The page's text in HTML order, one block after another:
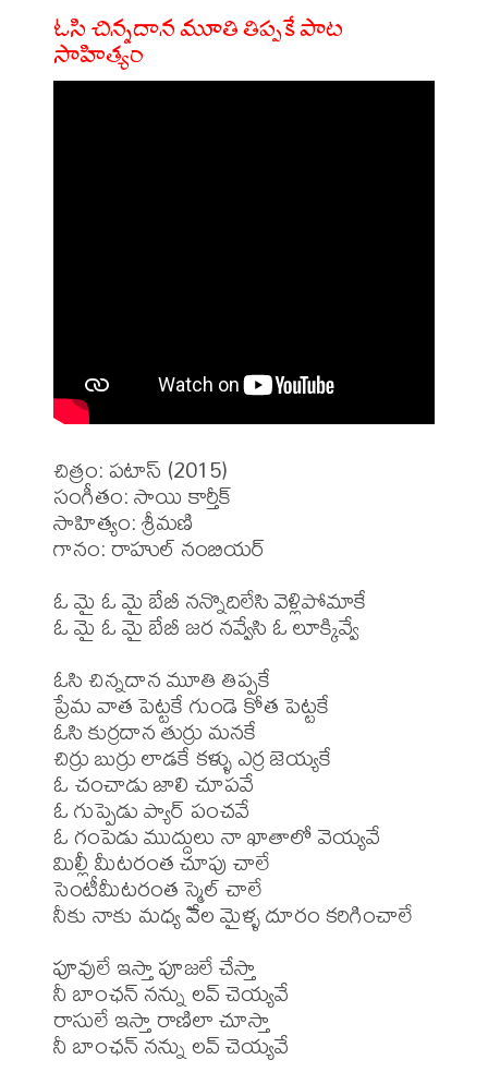
ఓసి చిన్నదాన మూతి తిప్పకే పాట
సాహిత్యం
చిత్రం: పటాస్ (2015)
సంగీతం: సాయి కార్తీక్
సాహిత్యం: శ్రీమణి
గానం: రాహుల్ నంబియర్
ఓ మై ఓ మై బేబీ నన్నొదిలేసి వెళ్లిపోమాకే
ఓ మై ఓ మై బేబీ జర నవ్వేసి ఓ లూక్కివ్వే
ఓసి చిన్నదాన మూతి తిప్పకే
ప్రేమ వాత పెట్టకే గుండె కోత పెట్టకే
ఓసి కుర్రదాన తుర్రు మనకే
చిర్రు బుర్రు లాడకే కళ్ళు ఎర్ర జెయ్యకే
ఓ చంచాడు జాలి చూపవే
ఓ గుప్పెడు ప్యార్ పంచవే
ఓ గంపెడు ముద్దులు నా ఖాతాలో వెయ్యవే
మిల్లీ మీటరంత చూపు చాలే
సెంటీమీటరంత స్మైల్ చాలే
నీకు నాకు మధ్య వేల మైళ్ళ దూరం కరిగించాలే
పూవులే ఇస్తా పూజలే చేస్తా
నీ బాంఛన్ నన్ను లవ్ చెయ్యవే
రాసులే ఇస్తా రాణిలా చూస్తా
నీ బాంఛన్ నన్ను లవ్ చెయ్యవే